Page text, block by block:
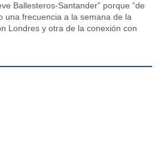
Ballesteros-Santander” porque “de
una frecuencia a la semana de la
Londres y otra de la conexión con